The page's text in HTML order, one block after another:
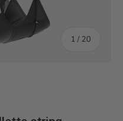
1 / de
20